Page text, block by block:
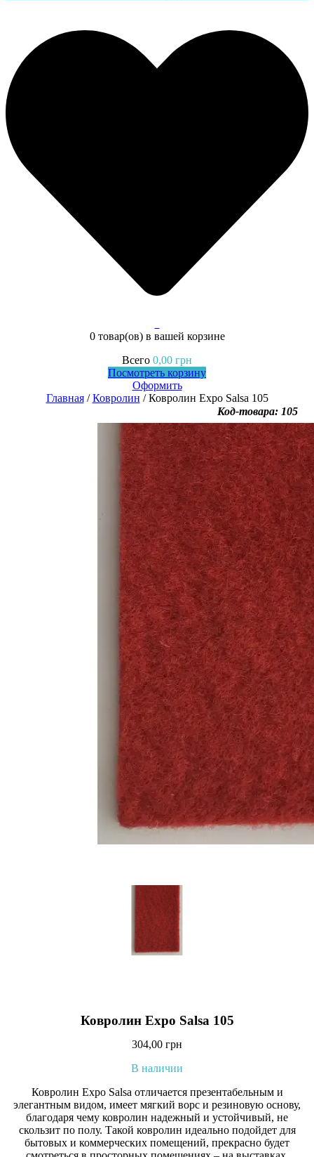
0 товар(ов)в вашей корзине
Всего 0,00 грн
Посмотреть корзину
Оформить
Главная/Ковролин / Ковролин Expo Salsa 105
Код-товара: 105
Ковролин Expo Salsa 105
304,00 грн
В наличии
Ковролин Expo Salsa отличается презентабельным и
элегантным видом, имеет мягкий ворс и резиновую основу,
благодаря чему ковролин надежный и устойчивый, не
скользит по полу. Такой ковролин идеально подойдет для
бытовых и коммерческих помещений, прекрасно будет